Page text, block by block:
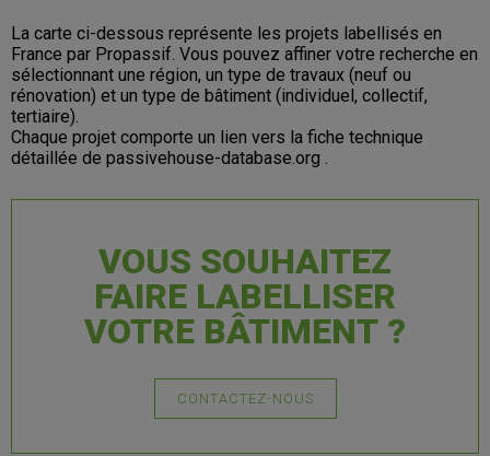
La carte ci-dessous représente les projets labellisés en
France par Propassif. Vous pouvez affiner votre recherche en
sélectionnant une région, un type de travaux (neuf ou
rénovation) et un type de bâtiment (individuel, collectif,
tertiaire).
Chaque projet comporte un lien vers la fiche technique
détaillée de passivehouse-database.org .
VOUS SOUHAITEZ
FAIRE LABELLISER
VOTRE BÂTIMENT ?
CONTACTEZ-NOUS